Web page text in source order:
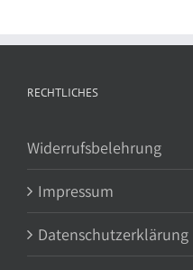
RECHTLICHES
Widerrufsbelehrung
Impressum
Datenschutzerklärung